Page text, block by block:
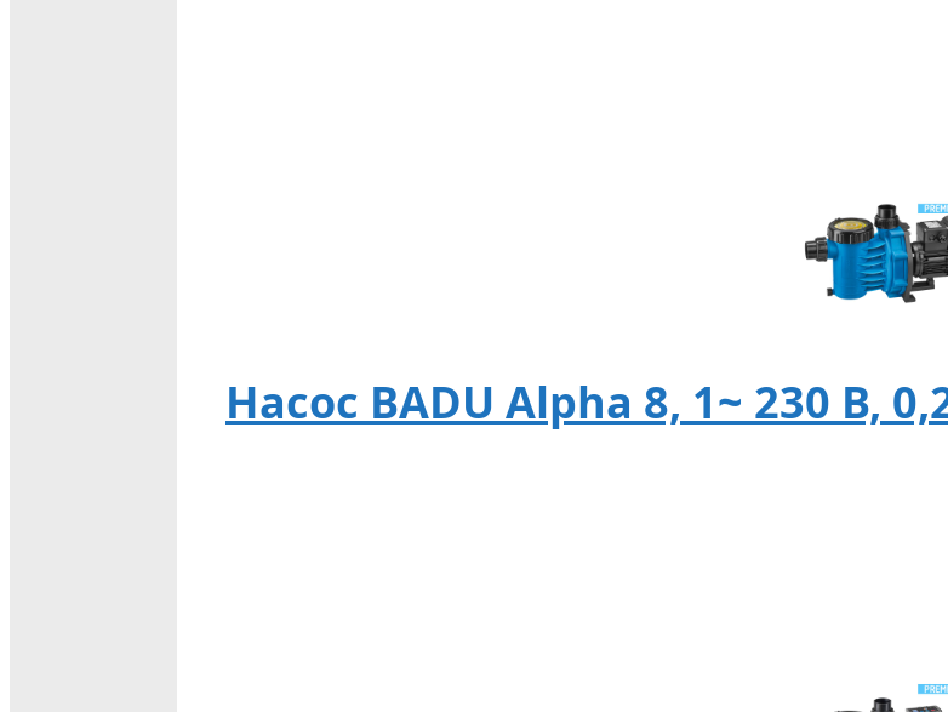
Насос BADU Alpha 8, 1~ 230 В,